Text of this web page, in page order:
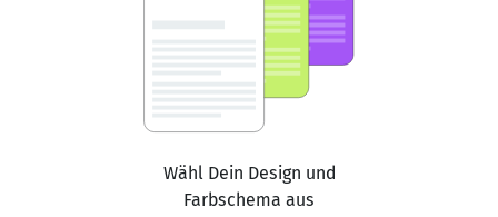
Wähl Dein Design und
Farbschema aus